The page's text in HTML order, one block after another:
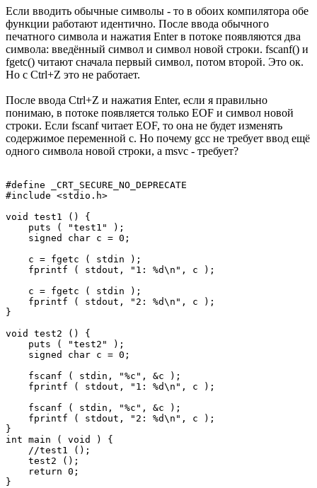
Если вводить обычные символы - то в обоих компилятора обе
функции работают идентично. После ввода обычного
печатного символа и нажатия Enter в потоке появляются два
символа: введённый символ и символ новой строки. fscanf() и
fgetc() читают сначала первый символ, потом второй. Это ок.
Но с Ctrl+Z это не работает.
После ввода Ctrl+Z и нажатия Enter, если я правильно
понимаю, в потоке появляется только EOF и символ новой
строки. Если fscanf читает EOF, то она не будет изменять
содержимое переменной c. Но почему gcc не требует ввод ещё
одного символа новой строки, а msvc - требует?
#define _CRT_SECURE_NO_DEPRECATE
#include <stdio.h>
void test1 () {
    puts ( "test1" );
    signed char c = 0;
    c = fgetc ( stdin );
    fprintf ( stdout, "1: %d\n", c );
    c = fgetc ( stdin );
    fprintf ( stdout, "2: %d\n", c );
}
void test2 () {
    puts ( "test2" );
    signed char c = 0;
    fscanf ( stdin, "%c", &c );
    fprintf ( stdout, "1: %d\n", c );
    fscanf ( stdin, "%c", &c );
    fprintf ( stdout, "2: %d\n", c );
}
int main ( void ) {
    //test1 ();
    test2 ();
    return 0;
}